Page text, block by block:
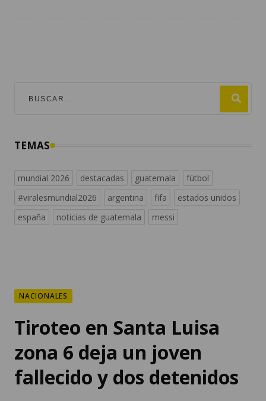
TEMAS
mundial 2026 destacadas guatemala
fútbol
#viralesmundial2026
argentina fifa
estados unidos
españa
noticias de guatemala messi
NACIONALES
Tiroteo en Santa Luisa
zona 6 deja un joven
fallecido y dos detenidos